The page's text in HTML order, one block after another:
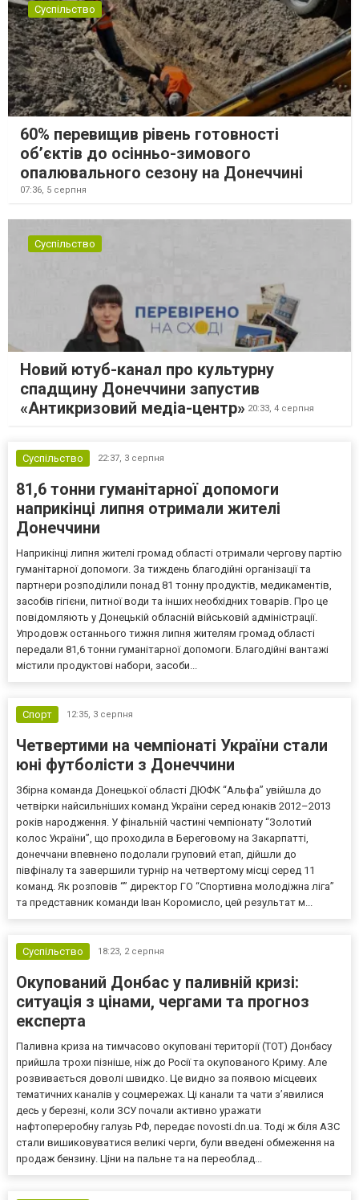
Суспільство
60% перевищив рівень готовності
об’єктів до осінньо-зимового
опалювального сезону на Донеччині
07:36, 5 серпня
Суспільство
Новий ютуб-канал про культурну
спадщину Донеччини запустив
«Антикризовий медіа-центр» 20:33, 4 серпня
Суспільство 22:37, 3 серпня
81,6 тонни гуманітарної допомоги
наприкінці липня отримали жителі
Донеччини
Наприкінці липня жителі громад області отримали чергову партію
гуманітарної допомоги. За тиждень благодійні організації та
партнери розподілили понад 81 тонну продуктів, медикаментів,
засобів гігієни, питної води та інших необхідних товарів. Про це
повідомляють у Донецькій обласній військовій адміністрації.
Упродовж останнього тижня липня жителям громад області
передали 81,6 тонни гуманітарної допомоги. Благодійні вантажі
містили продуктові набори, засоби...
Спорт 12:35, 3 серпня
Четвертими на чемпіонаті України стали
юні футболісти з Донеччини
Збірна команда Донецької області ДЮФК “Альфа” увійшла до
четвірки найсильніших команд України серед юнаків 2012–2013
років народження. У фінальній частині чемпіонату “Золотий
колос України”, що проходила в Береговому на Закарпатті,
донеччани впевнено подолали груповий етап, дійшли до
півфіналу та завершили турнір на четвертому місці серед 11
команд. Як розповів “” директор ГО “Спортивна молодіжна ліга”
та представник команди Іван Коромисло, цей результат м...
Суспільство 18:23, 2 серпня
Окупований Донбас у паливній кризі:
ситуація з цінами, чергами та прогноз
експерта
Паливна криза на тимчасово окуповані території (ТОТ) Донбасу
прийшла трохи пізніше, ніж до Росії та окупованого Криму. Але
розвивається доволі швидко. Це видно за появою місцевих
тематичних каналів у соцмережах. Ці канали та чати з’явилися
десь у березні, коли ЗСУ почали активно уражати
нафтопереробну галузь РФ, передає novosti.dn.ua. Тоді ж біля АЗС
стали вишиковуватися великі черги, були введені обмеження на
продаж бензину. Ціни на пальне та на переоблад...